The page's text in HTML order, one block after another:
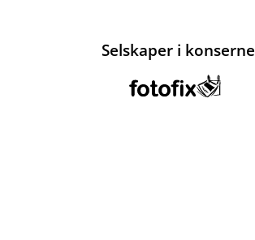
Selskaper i